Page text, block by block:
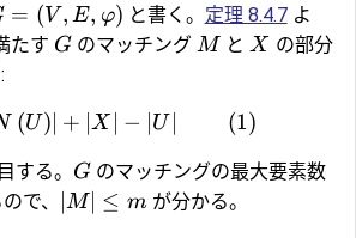
= (V , E, φ) と書く。 定理 8.4.7よ
たす G のマッチング M とX の部分
(U) + ∣X − U (1)
する。 G のマッチングの最大要素数
で、 M ≤ mが分かる。